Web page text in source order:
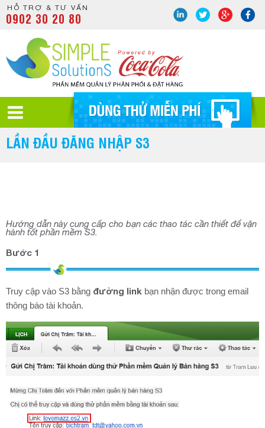
HỖ TRỢ & TƯ VẤN
0902 30 20 80
LẦN ĐẦU ĐĂNG NHẬP S3
Hướng dẫn này cung cấp cho bạn các thao tác cần thiết để vận
hành tốt phần mềm S3.
Bước 1
Truy cập vào S3 bằng đường link bạn nhận được trong email
thông báo tài khoản.